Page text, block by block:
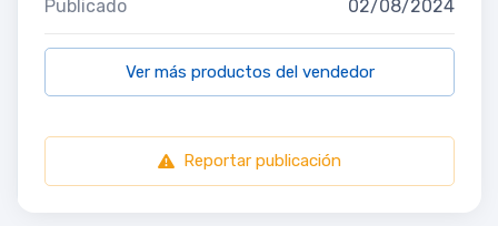
Publicado 02/08/2024
Ver más productos del vendedor
Reportar publicación